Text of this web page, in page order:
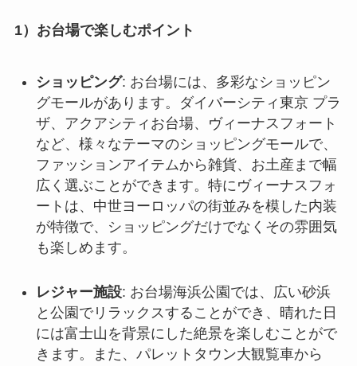
1）お台場で楽しむポイント
ショッピング: お台場には、多彩なショッピン
グモールがあります。ダイバーシティ東京 プラ
ザ、アクアシティお台場、ヴィーナスフォート
など、様々なテーマのショッピングモールで、
ファッションアイテムから雑貨、お土産まで幅
広く選ぶことができます。特にヴィーナスフォ
ートは、中世ヨーロッパの街並みを模した内装
が特徴で、ショッピングだけでなくその雰囲気
も楽しめます。
レジャー施設: お台場海浜公園では、広い砂浜
と公園でリラックスすることができ、晴れた日
には富士山を背景にした絶景を楽しむことがで
きます。また、パレットタウン大観覧車から